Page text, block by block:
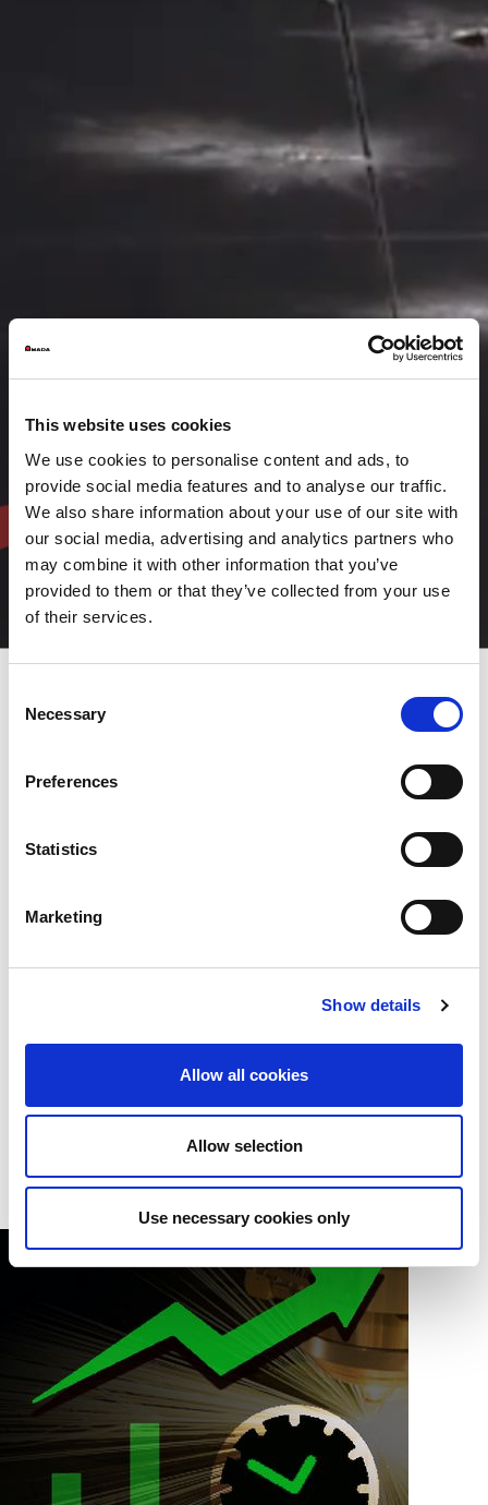
This website uses cookies
We use cookies to personalise content and ads, to
provide social media features and to analyse our traffic.
We also share information about your use of our site with
our social media, advertising and analytics partners who
may combine it with other information that you’ve
provided to them or that they’ve collected from your use
of their services.
Selection
Necessary
Preferences
Statistics
Marketing
Show details
Allow all cookies
Allow selection
Use necessary cookies only
LASER INTEGRATIONSSYSTEM
Højere autonomi. Reduceret
operatørindgreb. Reduceret
af produktionsprocesser, men minimerer også risikoen for
produktivitet, output af højere kvalitet og i sidste ende en mere